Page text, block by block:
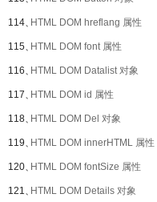
114、HTML DOM hreflang 属性
115、HTML DOM font 属性
116、HTML DOM Datalist 对象
117、HTML DOM id 属性
118、HTML DOM Del 对象
119、HTML DOM innerHTML 属性
120、HTML DOM fontSize 属性
121、HTML DOM Details 对象